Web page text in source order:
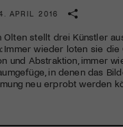
APRIL 2016
Olten stellt drei Künstler
Immer wieder loten sie die
und Abstraktion, immer
in denen das
neu erprobt werden
erhältst du
werden